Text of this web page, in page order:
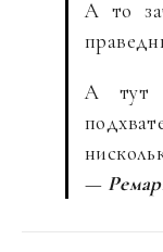
А то
А тут
—